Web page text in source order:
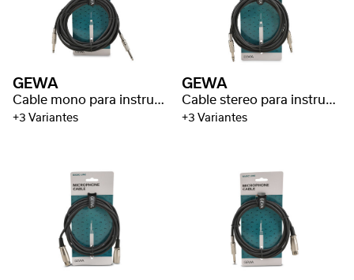
GEWA
Cable mono para instrumentos Basic Line
+3 Variantes
GEWA
Cable stereo para instrumentos Basic Line
+3 Variantes